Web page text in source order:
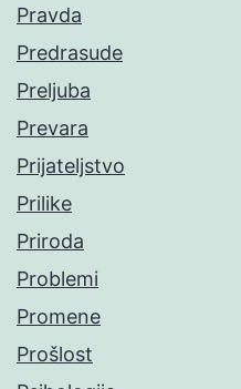
Pravda
Predrasude
Preljuba
Prevara
Prijateljstvo
Prilike
Priroda
Problemi
Promene
Prošlost